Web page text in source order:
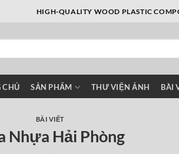
HIGH-QUALITY WOOD PLASTIC
CHỦ SẢN PHẨM THƯ VIỆN ẢNH BÀI
BÀI VIẾT
Nhựa Hải Phòng